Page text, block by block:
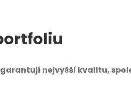
nejvyšší kvalitu,